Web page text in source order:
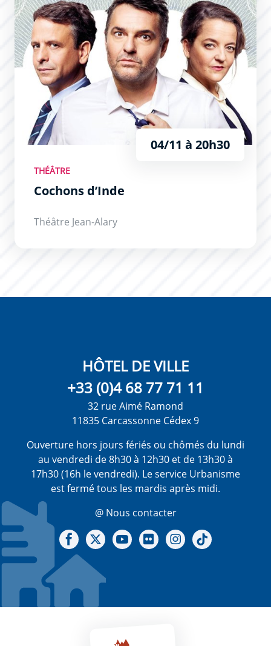
04/11 à 20h30
THÉÂTRE
Cochons d’Inde
Théâtre Jean-Alary
HÔTEL DE VILLE
+33 (0)4 68 77 71 11
32 rue Aimé Ramond
11835 Carcassonne Cédex 9
Ouverture hors jours fériés ou chômés du lundi
au vendredi de 8h30 à 12h30 et de 13h30 à
17h30 (16h le vendredi). Le service Urbanisme
est fermé tous les mardis après midi.
@ Nous contacter
Notre Facebook
Notre X - (twitter)
Notre chaine Youtube
Notre Gallerie sur Flickr
Notre Instagram